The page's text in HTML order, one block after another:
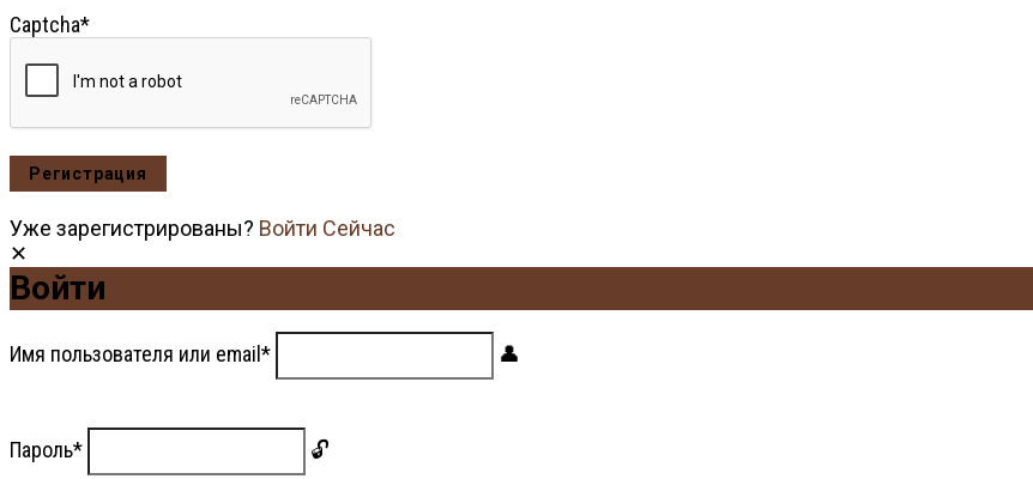
Captcha*
Уже зарегистрированы? Войти Сейчас
Войти
Имя пользователя или email*
Пароль*